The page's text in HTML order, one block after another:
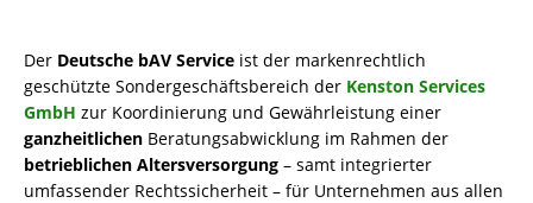
Der Deutsche bAV Service ist der markenrechtlich
geschützte Sondergeschäftsbereich der Kenston Services
GmbH zur Koordinierung und Gewährleistung einer
ganzheitlichen Beratungsabwicklung im Rahmen der
betrieblichen Altersversorgung – samt integrierter
umfassender Rechtssicherheit – für Unternehmen aus allen